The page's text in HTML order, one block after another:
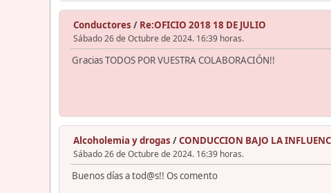
Conductores / Re:OFICIO 2018 18 DE JULIO
Sábado 26 de Octubre de 2024. 16:39 horas.
Gracias TODOS POR VUESTRA COLABORACIÓN!!
Alcoholemia y drogas /CONDUCCION BAJO LA
Sábado 26 de Octubre de 2024. 16:39 horas.
Buenos días a tod@s!! Os comento